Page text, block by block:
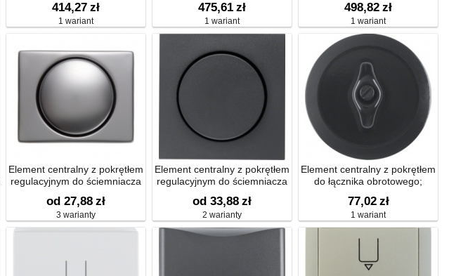
MOD ŻÓŁTO/CZERWONY
10A-250V~
414,27 zł
1 wariant
475,61 zł
1 wariant
498,82 zł
1 wariant
Element centralny z pokrętłem
regulacyjnym do ściemniacza
od 27,88 zł
3 warianty
Element centralny z pokrętłem
regulacyjnym do ściemniacza
od 33,88 zł
2 warianty
Element centralny z pokrętłem
do łącznika obrotowego;
1930/Glas/Palazzo
77,02 zł
1 wariant